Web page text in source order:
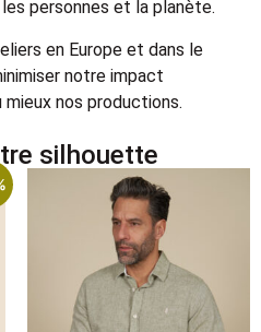
personnes et la planète.
en Europe et dans le
notre impact
nos productions.
silhouette